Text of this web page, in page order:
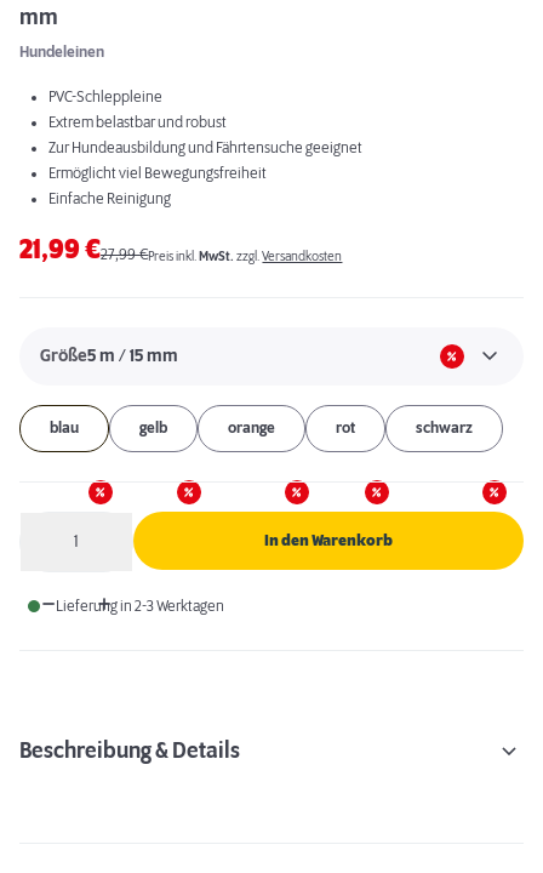
mm
Hundeleinen
PVC-Schleppleine
Extrem belastbar und robust
Zur Hundeausbildung und Fährtensuche geeignet
Ermöglicht viel Bewegungsfreiheit
Einfache Reinigung
21,99€27,99€Preis inkl. MwSt. zzgl.Versandkosten
Größe5 m / 15 mm
blau gelb orange rot schwarz
1 In den Warenkorb
Lieferung in 2-3 Werktagen
Beschreibung & Details